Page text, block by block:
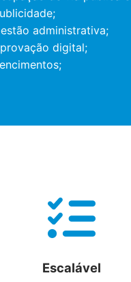
administrativa;
digital;
Escalável